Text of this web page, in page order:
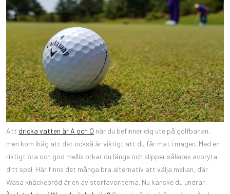
Att dricka vatten är A och O när du befinner dig ute på golfbanan,
men kom ihåg att det också är viktigt att du får mat i magen. Med en
riktigt bra och god mellis orkar du länge och slipper således avbryta
ditt spel. Här finns det många bra alternativ att välja mellan, där
Wasa knäckebröd är en av storfavoriterna. Nu kanske du undrar: